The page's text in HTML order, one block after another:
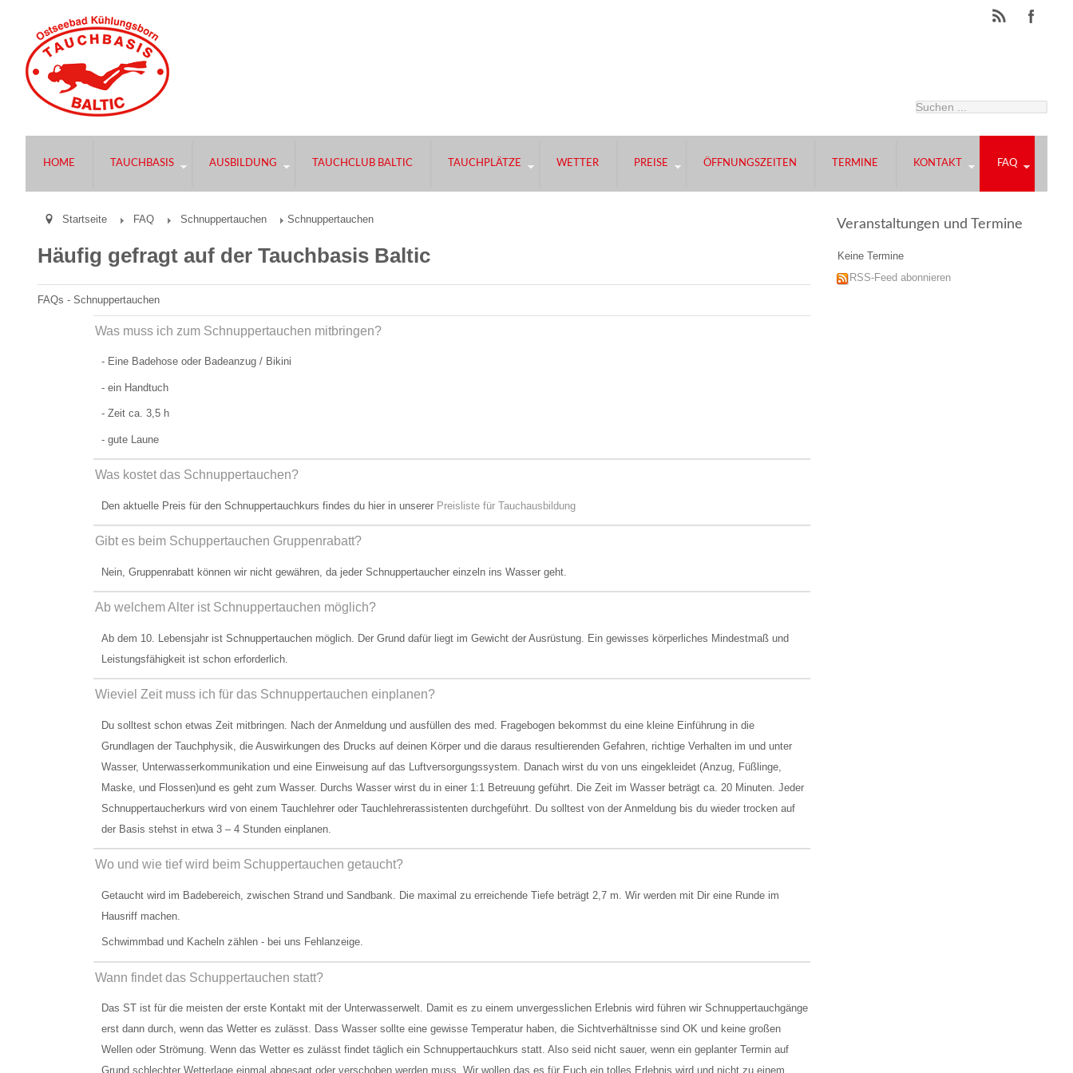
HOME TAUCHBASIS AUSBILDUNG TAUCHCLUB BALTIC TAUCHPLÄTZE WETTER PREISE ÖFFNUNGSZEITEN TERMINE KONTAKT FAQ
Veranstaltungen und Termine
Keine Termine
RSS-Feed abonnieren
Startseite FAQ Schnuppertauchen Schnuppertauchen
Häufig gefragt auf der Tauchbasis Baltic
FAQs - Schnuppertauchen
Was muss ich zum Schnuppertauchen mitbringen?
- Eine Badehose oder Badeanzug / Bikini
- ein Handtuch
- Zeit ca. 3,5 h
- gute Laune
Was kostet das Schnuppertauchen?
Den aktuelle Preis für den Schnuppertauchkurs findes du hier in unserer Preisliste für Tauchausbildung
Gibt es beim Schuppertauchen Gruppenrabatt?
Nein, Gruppenrabatt können wir nicht gewähren, da jeder Schnuppertaucher einzeln ins Wasser geht.
Ab welchem Alter ist Schnuppertauchen möglich?
Ab dem 10. Lebensjahr ist Schnuppertauchen möglich. Der Grund dafür liegt im Gewicht der Ausrüstung. Ein gewisses körperliches Mindestmaß und
Leistungsfähigkeit ist schon erforderlich.
Wieviel Zeit muss ich für das Schnuppertauchen einplanen?
Du solltest schon etwas Zeit mitbringen. Nach der Anmeldung und ausfüllen des med. Fragebogen bekommst du eine kleine Einführung in die
Grundlagen der Tauchphysik, die Auswirkungen des Drucks auf deinen Körper und die daraus resultierenden Gefahren, richtige Verhalten im und unter
Wasser, Unterwasserkommunikation und eine Einweisung auf das Luftversorgungssystem. Danach wirst du von uns eingekleidet (Anzug, Füßlinge,
Maske, und Flossen)und es geht zum Wasser. Durchs Wasser wirst du in einer 1:1 Betreuung geführt. Die Zeit im Wasser beträgt ca. 20 Minuten. Jeder
Schnuppertaucherkurs wird von einem Tauchlehrer oder Tauchlehrerassistenten durchgeführt. Du solltest von der Anmeldung bis du wieder trocken auf
der Basis stehst in etwa 3 – 4 Stunden einplanen.
Wo und wie tief wird beim Schuppertauchen getaucht?
Getaucht wird im Badebereich, zwischen Strand und Sandbank. Die maximal zu erreichende Tiefe beträgt 2,7 m. Wir werden mit Dir eine Runde im
Hausriff machen.
Schwimmbad und Kacheln zählen - bei uns Fehlanzeige.
Wann findet das Schuppertauchen statt?
Das ST ist für die meisten der erste Kontakt mit der Unterwasserwelt. Damit es zu einem unvergesslichen Erlebnis wird führen wir Schnuppertauchgänge
erst dann durch, wenn das Wetter es zulässt. Dass Wasser sollte eine gewisse Temperatur haben, die Sichtverhältnisse sind OK und keine großen
Wellen oder Strömung. Wenn das Wetter es zulässt findet täglich ein Schnuppertauchkurs statt. Also seid nicht sauer, wenn ein geplanter Termin auf
Grund schlechter Wetterlage einmal abgesagt oder verschoben werden muss. Wir wollen das es für Euch ein tolles Erlebnis wird und nicht zu einem